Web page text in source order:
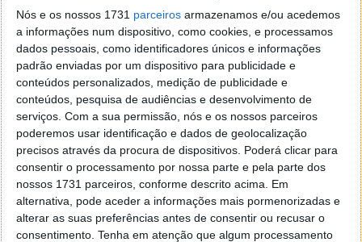
Nós e os nossos 1731 parceiros armazenamos e/ou acedemos
a informações num dispositivo, como cookies, e processamos
dados pessoais, como identificadores únicos e informações
padrão enviadas por um dispositivo para publicidade e
conteúdos personalizados, medição de publicidade e
conteúdos, pesquisa de audiências e desenvolvimento de
serviços. Com a sua permissão, nós e os nossos parceiros
poderemos usar identificação e dados de geolocalização
precisos através da procura de dispositivos. Poderá clicar para
consentir o processamento por nossa parte e pela parte dos
nossos 1731 parceiros, conforme descrito acima. Em
alternativa, pode aceder a informações mais pormenorizadas e
alterar as suas preferências antes de consentir ou recusar o
consentimento. Tenha em atenção que algum processamento